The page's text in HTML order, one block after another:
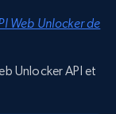
Web Unlocker de
Unlocker API et